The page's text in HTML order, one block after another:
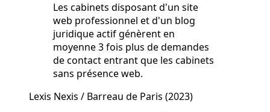
Les cabinets disposant d'un site
web professionnel et d'un blog
juridique actif génèrent en
moyenne 3 fois plus de demandes
de contact entrant que les cabinets
sans présence web.
Lexis Nexis / Barreau de Paris (2023)